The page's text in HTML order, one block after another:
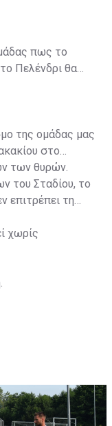
πως το
Πελένδρι θα
της ομάδας μας
στο
των θυρών.
του Σταδίου, το
επιτρέπει τη
χωρίς